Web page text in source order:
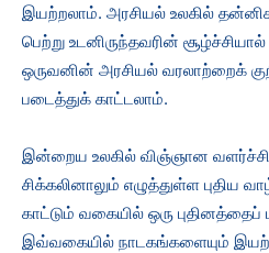
இயற்றலாம். அரசியல் உலகில்
பெற்று உடனிருந்தவரின்
ஒருவனின் அரசியல் வரலாற்றைக்
படைத்துக் காட்டலாம்.
இன்றைய உலகில் விஞ்ஞான
சிக்கலினாலும் எழுத்துள்ள புதிய
காட்டும் வகையில் ஒரு புதினத்தைப்
இவ்வகையில் நாடகங்களையும்